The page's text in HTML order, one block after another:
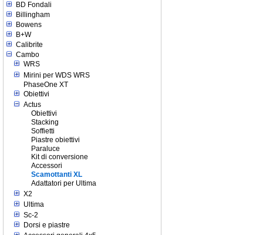
BD Fondali
Billingham
Bowens
B+W
Calibrite
Cambo
WRS
Mirini per WDS WRS
PhaseOne XT
Obiettivi
Actus
Obiettivi
Stacking
Soffietti
Piastre obiettivi
Paraluce
Kit di conversione
Accessori
Scamottanti XL
Adattatori per Ultima
X2
Ultima
Sc-2
Dorsi e piastre